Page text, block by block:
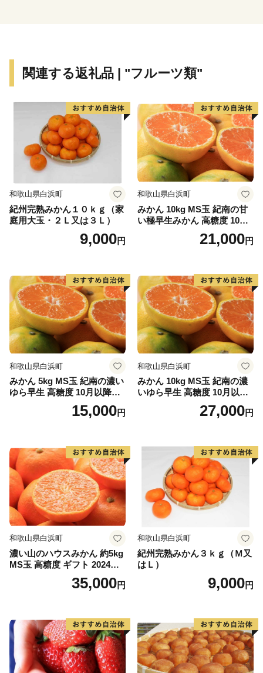
関連する返礼品 | "フルーツ類"
和歌山県白浜町
紀州完熟みかん１０ｋｇ（家
庭用大玉・２Ｌ又は３Ｌ）
9,000円
和歌山県白浜町
みかん 10kg MS玉 紀南の甘
い極早生みかん 高糖度 10月
以降発送 マルチ被覆栽培
21,000円
和歌山県白浜町
みかん 5kg MS玉 紀南の濃い
ゆら早生 高糖度 10月以降発
送 マルチ被覆栽培15,000円
和歌山県白浜町
みかん 10kg MS玉 紀南の濃
いゆら早生 高糖度 10月以降
発送 マルチ被覆栽培27,000円
和歌山県白浜町
濃い山のハウスみかん 約5kg
MS玉 高糖度 ギフト 2024年7
35,000円
和歌山県白浜町
紀州完熟みかん３ｋｇ（Ｍ又
はＬ）
9,000円